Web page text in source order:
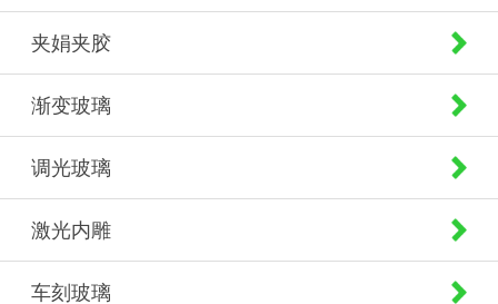
夹娟夹胶
渐变玻璃
调光玻璃
激光内雕
车刻玻璃